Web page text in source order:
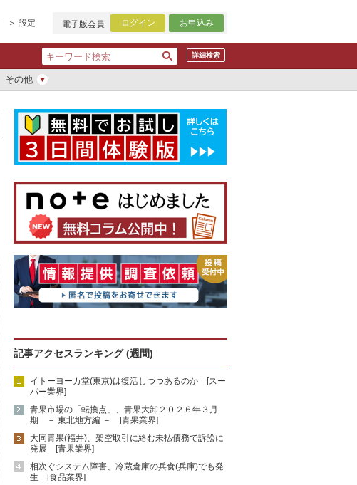
設定 電子版会員 ログイン お申込み
詳細検索
その他
記事アクセスランキング (週間)
イトーヨーカ堂(東京)は復活しつつあるのか [スー
パー業界]
青果市場の「転換点」、青果大卸２０２６年３月
期 － 東北地方編 － [青果業界]
大同青果(福井)、架空取引に絡む未払債務で訴訟に
発展 [青果業界]
相次ぐシステム障害、冷蔵倉庫の兵食(兵庫)でも発
生 [食品業界]